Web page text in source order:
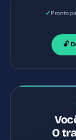
✓Pronto
🔓
O